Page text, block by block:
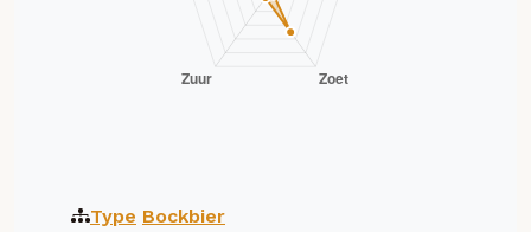
Type Bockbier